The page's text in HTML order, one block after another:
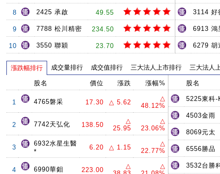
8 2425 承啟 49.55
9 7788 松川精密 234.50
10 3550 聯穎 23.70
3114 好
6913 鴻
6279 胡
漲跌幅排行 成交量排行 成交值排行 三大法人上市排行 三大法人
股名 價位 漲跌 漲幅%
1 4765磐采 17.30 △ 5.62
△
48.12%
2 7742天弘化 138.50
△
25.95
△
23.06%
3
6932水星生醫
*
6.20 △ 1.15
△
22.77%
4 6990華鉬 223.00
△
△
股名
5225東科-
4503金雨
8069元太
6556勝品
3532台勝